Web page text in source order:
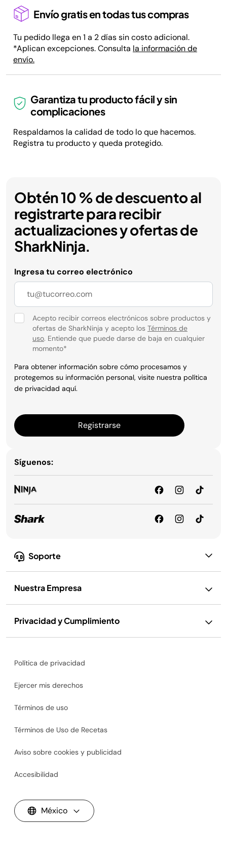
Envío gratis en todas tus compras
Tu pedido llega en 1 a 2 días sin costo adicional.
*Aplican excepciones. Consulta la información de
envío.
Garantiza tu producto fácil y sin
complicaciones
Respaldamos la calidad de todo lo que hacemos.
Registra tu producto y queda protegido.
Soporte
Nuestra Empresa
Privacidad y Cumplimiento
Obtén 10 % de descuento al
registrarte para recibir
actualizaciones y ofertas de
SharkNinja.
Ingresa tu correo electrónico
Acepto recibir correos electrónicos sobre productos y
ofertas de SharkNinja y acepto los Términos de
uso. Entiende que puede darse de baja en cualquier
momento*
Para obtener información sobre cómo procesamos y
protegemos su información personal, visite nuestra política
de privacidad aquí.
Registrarse
Síguenos:
Política de privacidad
Ejercer mis derechos
Términos de uso
Términos de Uso de Recetas
Aviso sobre cookies y publicidad
Accesibilidad
México